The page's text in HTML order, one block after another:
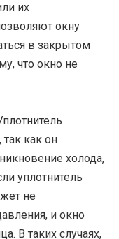
их
окну
в закрытом
что окно не
как он
холода,
уплотнитель
не
и окно
В таких случаях,